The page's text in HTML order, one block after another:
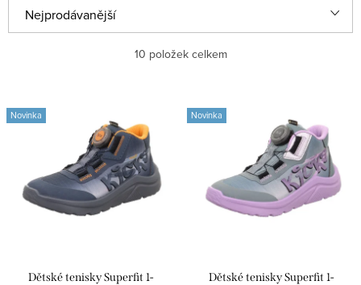
a
n
Nejprodávanější
10 položek celkem
V
ý
Novinka
Dětské tenisky Superfit 1-
Novinka
Dětské tenisky Superfit 1-